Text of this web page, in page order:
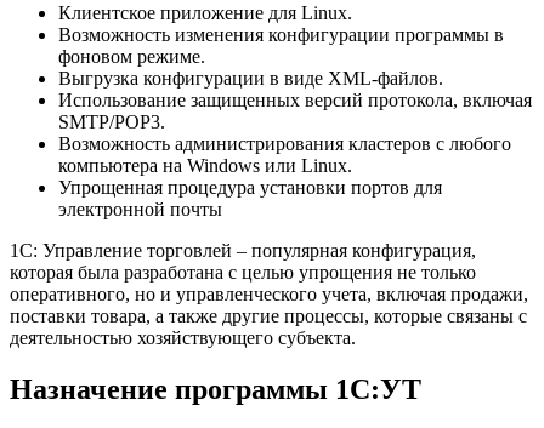
Клиентское приложение для Linux.
Возможность изменения конфигурации программы в
фоновом режиме.
Выгрузка конфигурации в виде XML-файлов.
Использование защищенных версий протокола, включая
SMTP/POP3.
Возможность администрирования кластеров с любого
компьютера на Windows или Linux.
Упрощенная процедура установки портов для
электронной почты
1С: Управление торговлей – популярная конфигурация,
которая была разработана с целью упрощения не только
оперативного, но и управленческого учета, включая продажи,
поставки товара, а также другие процессы, которые связаны с
деятельностью хозяйствующего субъекта.
Назначение программы 1С:УТ